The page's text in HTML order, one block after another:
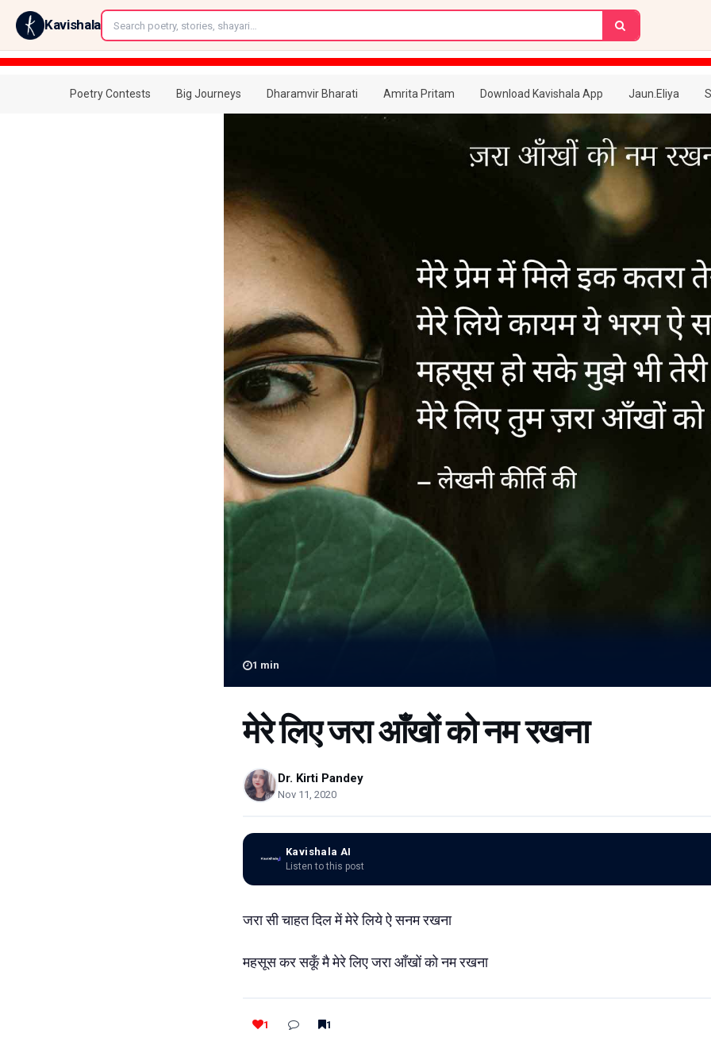
Kavishala
Poetry Contests Big Journeys Dharamvir Bharati Amrita Pritam Download Kavishala App Jaun.Eliya
1 min
मेरे लिए जरा आँखों को नम रखना
Dr. Kirti Pandey
Nov 11, 2020
Kavishala AI
Listen to this post
जरा सी चाहत दिल में मेरे लिये ऐ सनम रखना
महसूस कर सकूँ मै मेरे लिए जरा आँखों को नम रखना
1 1